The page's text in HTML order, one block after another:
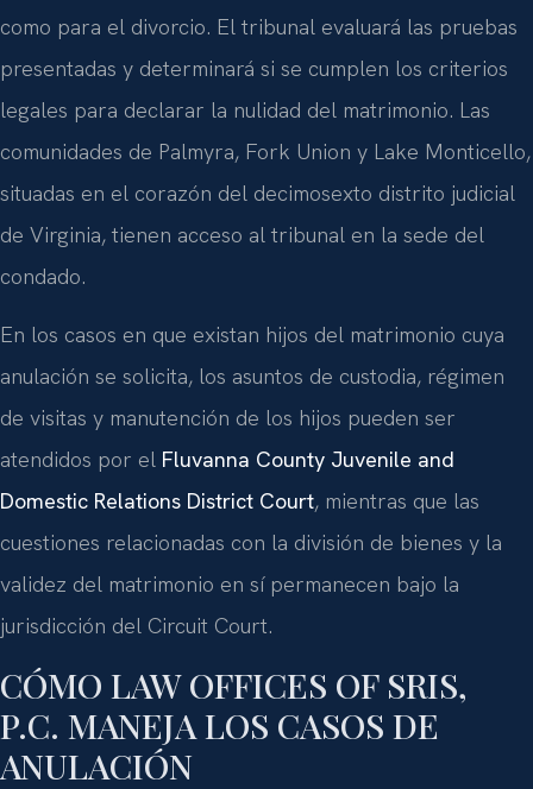
como para el divorcio. El tribunal evaluará las pruebas
presentadas y determinará si se cumplen los criterios
legales para declarar la nulidad del matrimonio. Las
comunidades de Palmyra, Fork Union y Lake Monticello,
situadas en el corazón del decimosexto distrito judicial
de Virginia, tienen acceso al tribunal en la sede del
condado.
En los casos en que existan hijos del matrimonio cuya
anulación se solicita, los asuntos de custodia, régimen
de visitas y manutención de los hijos pueden ser
atendidos por el Fluvanna County Juvenile and
Domestic Relations District Court, mientras que las
cuestiones relacionadas con la división de bienes y la
validez del matrimonio en sí permanecen bajo la
jurisdicción del Circuit Court.
CÓMO LAW OFFICES OF SRIS,
P.C. MANEJA LOS CASOS DE
ANULACIÓN